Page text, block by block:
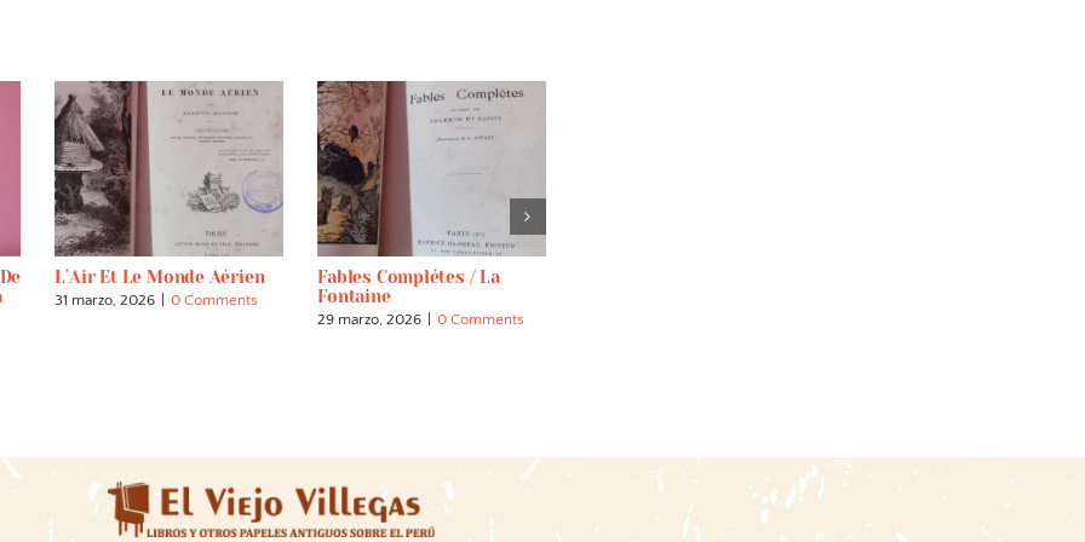
L´air Et Le Monde Aérien
31 marzo, 2026 0 Comments
Fables Complétes / La
Fontaine
29 marzo, 2026 0 Comments